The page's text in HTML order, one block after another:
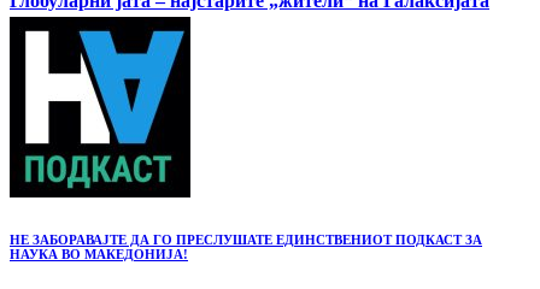
НЕ ЗАБОРАВАЈТЕ ДА ГО ПРЕСЛУШАТЕ ЕДИНСТВЕНИОТ ПОДКАСТ ЗА
НАУКА ВО МАКЕДОНИЈА!